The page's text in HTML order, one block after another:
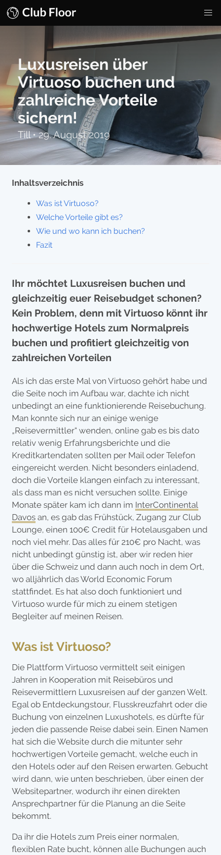
Luxusreisen über
Virtuoso buchen und
zahlreiche Vorteile
sichern!
Till•29. August 2019
Inhaltsverzeichnis
Was ist Virtuoso?
Welche Vorteile gibt es?
Wie und wo kann ich buchen?
Fazit
Ihr möchtet Luxusreisen buchen und
gleichzeitig euer Reisebudget schonen?
Kein Problem, denn mit Virtuoso könnt ihr
hochwertige Hotels zum Normalpreis
buchen und profitiert gleichzeitig von
zahlreichen Vorteilen
Als ich das erste Mal von Virtuoso gehört habe und
die Seite noch im Aufbau war, dachte ich nicht
unbedingt an eine funktionierende Reisebuchung.
Man konnte sich nur an einige wenige
„Reisevermittler“ wenden, online gab es bis dato
relativ wenig Erfahrungsberichte und die
Kreditkartendaten sollten per Mail oder Telefon
eingereicht werden. Nicht besonders einladend,
doch die Vorteile klangen einfach zu interessant,
als dass man es nicht versuchen sollte. Einige
Monate später kam ich dann im InterContinental
Davos an, es gab das Frühstück, Zugang zur Club
Lounge, einen 100€ Credit für Hotelausgaben und
noch viel mehr. Das alles für 210€ pro Nacht, was
nicht unbedingt günstig ist, aber wir reden hier
über die Schweiz und dann auch noch in dem Ort,
wo alljährlich das World Economic Forum
stattfindet. Es hat also doch funktioniert und
Virtuoso wurde für mich zu einem stetigen
Begleiter auf meinen Reisen.
Was ist Virtuoso?
Die Plattform Virtuoso vermittelt seit einigen
Jahren in Kooperation mit Reisebüros und
Reisevermittlern Luxusreisen auf der ganzen Welt.
Egal ob Entdeckungstour, Flusskreuzfahrt oder die
Buchung von einzelnen Luxushotels, es dürfte für
jeden die passende Reise dabei sein. Einen Namen
hat sich die Website durch die mitunter sehr
hochwertigen Vorteile gemacht, welche euch in
den Hotels oder auf den Reisen erwarten. Gebucht
wird dann, wie unten beschrieben, über einen der
Websitepartner, wodurch ihr einen direkten
Ansprechpartner für die Planung an die Seite
bekommt.
Da ihr die Hotels zum Preis einer normalen,
flexiblen Rate bucht, können alle Buchungen auch